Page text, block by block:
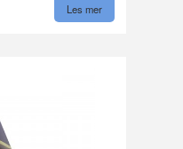
Les mer